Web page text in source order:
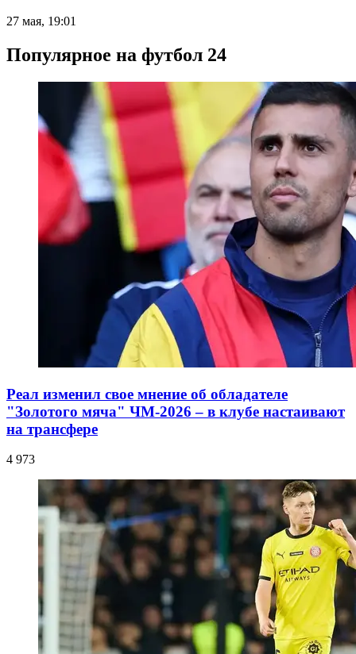
27 мая, 19:01
Популярное на футбол 24
Реал изменил свое мнение об обладателе
"Золотого мяча" ЧМ-2026 – в клубе настаивают
на трансфере
4 973